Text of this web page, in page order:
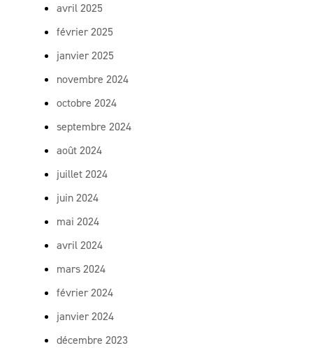
avril 2025
février 2025
janvier 2025
novembre 2024
octobre 2024
septembre 2024
août 2024
juillet 2024
juin 2024
mai 2024
avril 2024
mars 2024
février 2024
janvier 2024
décembre 2023